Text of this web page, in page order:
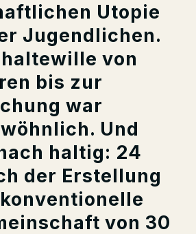
Utopie
Jugendlichen.
von
bis zur
war
Und
haltig: 24
der Erstellung
von 30